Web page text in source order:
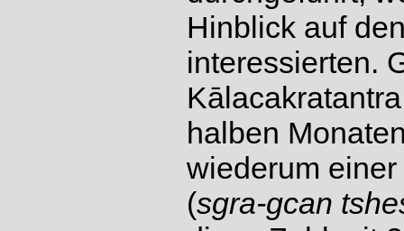
Hinblick auf
interessierten.
halben
wiederum
(sgra-gcan